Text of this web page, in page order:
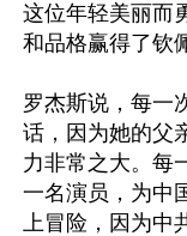
这位年轻美丽而
和品格赢得了钦
罗杰斯说，每一
话，因为她的父
力非常之大。每
一名演员，为中
上冒险，因为中